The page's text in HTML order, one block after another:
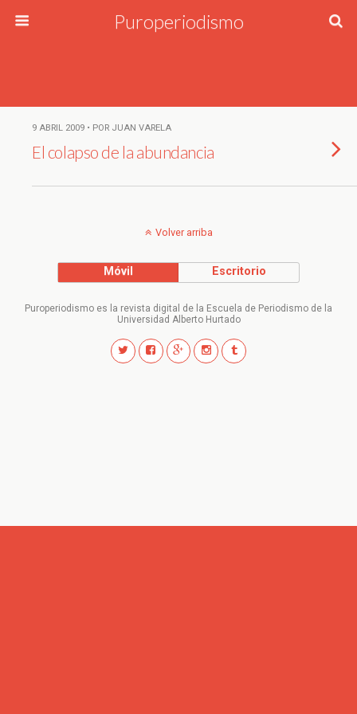
Puroperiodismo
9 ABRIL 2009 • POR JUAN VARELA
El colapso de la abundancia
Volver arriba
Móvil Escritorio
Puroperiodismo es la revista digital de la Escuela de Periodismo de la
Universidad Alberto Hurtado